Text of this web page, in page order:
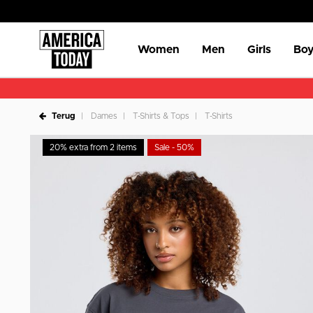
Women Men Girls
Terug Dames T-Shirts & Tops T-Shirts
20% extra from 2 items Sale - 50%